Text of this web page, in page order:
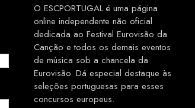
O ESCPORTUGAL é uma página
online independente não oficial
dedicada ao Festival Eurovisão da
Canção e todos os demais eventos
de música sob a chancela da
Eurovisão. Dá especial destaque às
seleções portuguesas para esses
concursos europeus.